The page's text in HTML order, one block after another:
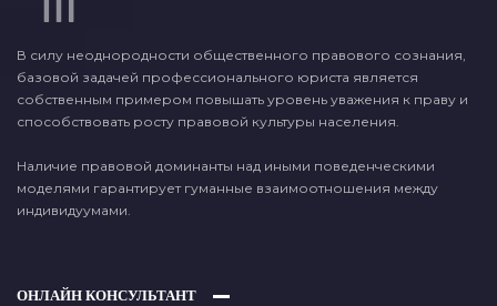
В силу неоднородности общественного правового сознания,
базовой задачей профессионального юриста является
собственным примером повышать уровень уважения к праву и
способствовать росту правовой культуры населения.
Наличие правовой доминанты над иными поведенческими
моделями гарантирует гуманные взаимоотношения между
индивидуумами.
ОНЛАЙН КОНСУЛЬТАНТ